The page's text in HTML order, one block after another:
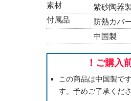
素材
紫砂陶器
付属品
防熱カバ
中国製
！ご購入
この商品は中国製で
す。予めご了承くださ